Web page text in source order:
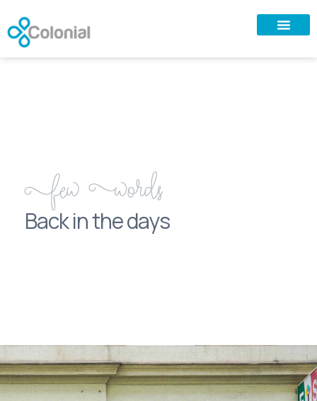
Few Words
Back in the days